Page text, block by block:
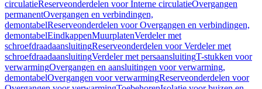
circulatieReserveonderdelen voor Interne circulatieOvergangen
permanentOvergangen en verbindingen,
demontabelReserveonderdelen voor Overgangen en verbindingen,
demontabelEindkappenMuurplatenVerdeler met
schroefdraadaansluitingReserveonderdelen voor Verdeler met
schroefdraadaansluitingVerdeler met persaansluitingT-stukken voor
verwarmingOvergangen en aansluitingen voor verwarming,
demontabelOvergangen voor verwarmingReserveonderdelen voor